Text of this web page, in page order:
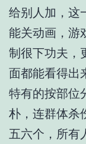
给别人加，这
能关动画，游
制很下功夫，
面都能看得出
特有的按部位
朴，连群体杀
五六个，所有